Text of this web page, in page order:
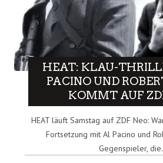
HEAT: KLAU-
PACINO UND
KOMMT AUF
HEAT läuft Samstag auf ZDF Neo:
Fortsetzung mit Al Pacino und
Gegenspieler,